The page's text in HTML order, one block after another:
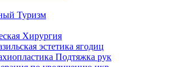
Туризм
Хирургия
эстетика ягодиц
Подтяжка рук